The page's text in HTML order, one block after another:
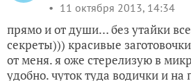
11 октября 2013, 14:34
прямо и от души… без утайки
секреты))) красивые
от меня. я оже стерелизую в
удобно. чуток туда водички и